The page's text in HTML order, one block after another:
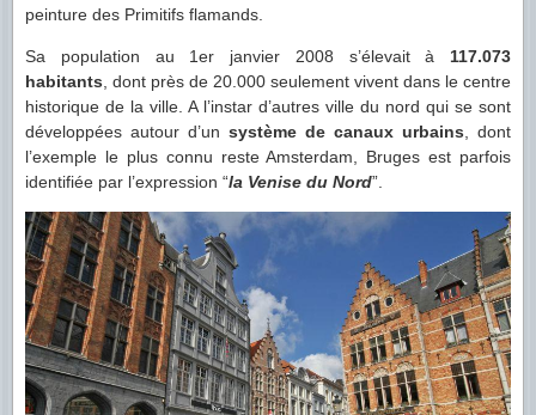
peinture des Primitifs flamands.
Sa population au 1er janvier 2008 s’élevait à 117.073
habitants, dont près de 20.000 seulement vivent dans le centre
historique de la ville. A l’instar d’autres ville du nord qui se sont
développées autour d’un système de canaux urbains, dont
l’exemple le plus connu reste Amsterdam, Bruges est parfois
identifiée par l’expression “la Venise du Nord”.